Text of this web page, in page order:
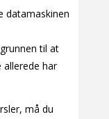
datamaskinen
til at
allerede har
må du